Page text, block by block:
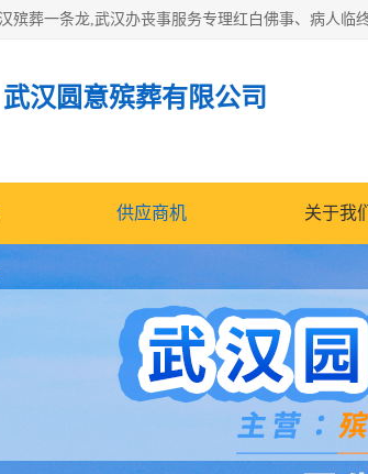
武汉圆意殡葬有限公司
供应商机 关于我们